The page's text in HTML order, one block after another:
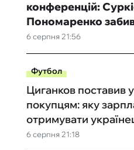
6 серпня 21:56
конференцій:
Пономаренко
Футбол
6 серпня 21:18
Циганков поставив
покупцям: яку
отримувати